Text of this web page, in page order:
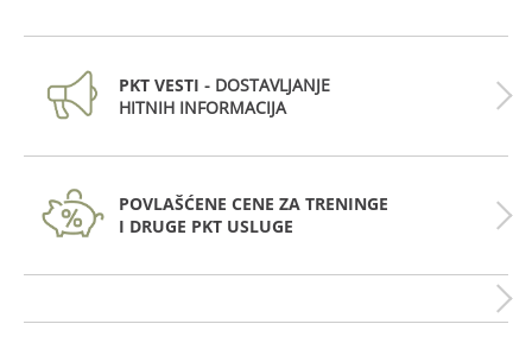
PKT VESTI - DOSTAVLJANJE
HITNIH INFORMACIJA
POVLAŠĆENE CENE ZA TRENINGE
I DRUGE PKT USLUGE